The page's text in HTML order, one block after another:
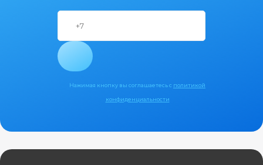
Нажимая кнопку вы соглашаетесь с политикой
конфиденциальности